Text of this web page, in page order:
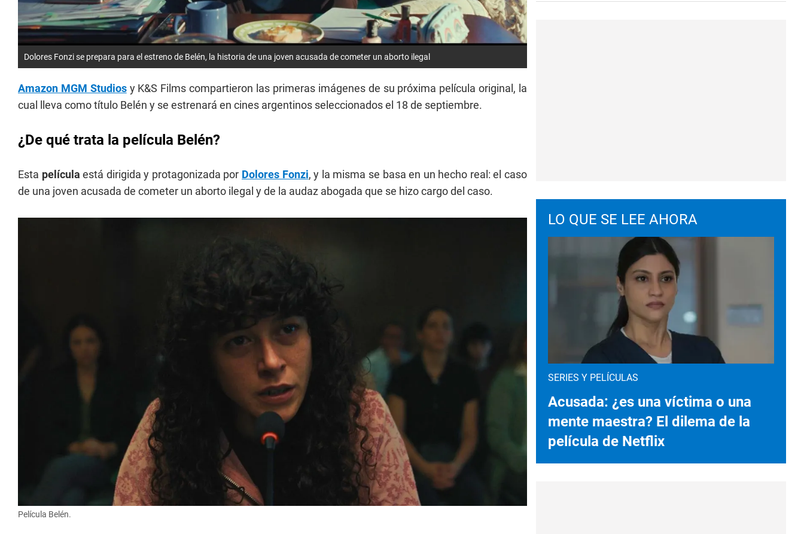
Dolores Fonzi se prepara para el estreno de Belén, la historia de una joven acusada de cometer un aborto ilegal
Amazon MGM Studiosy K&S Films compartieron las primeras imágenes de su próxima película original, la
cual lleva como título Belén y se estrenará en cines argentinos seleccionados el 18 de septiembre.
¿De qué trata la película Belén?
Esta película está dirigida y protagonizada por Dolores Fonzi, y la misma se basa en un hecho real: el caso
de una joven acusada de cometer un aborto ilegal y de la audaz abogada que se hizo cargo del caso.
Película Belén.
LO QUE SE LEE AHORA
SERIES Y PELÍCULAS
Acusada: ¿es una víctima o una
mente maestra? El dilema de la
película de Netflix